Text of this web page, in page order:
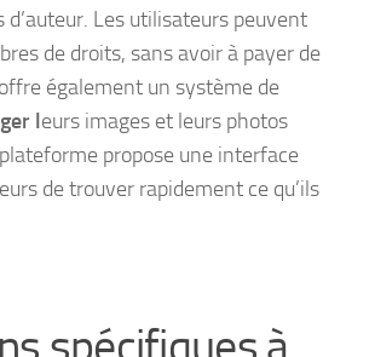
d’auteur. Les utilisateurs peuvent
de droits, sans avoir à payer de
également un système de
leurs images et leurs photos
propose une interface
de trouver rapidement ce qu’ils